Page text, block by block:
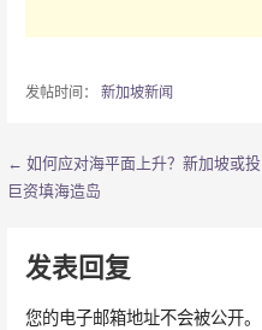
发帖时间： 新加坡新闻
文
导
航
← 如何应对海平面上升？新加坡或投
巨资填海造岛
发表回复
您的电子邮箱地址不会被公开。